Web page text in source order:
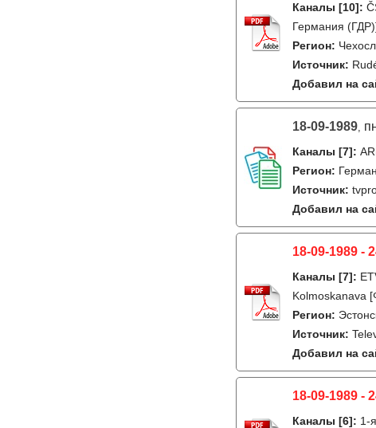
Каналы [10]:
Германия
Регион:
Источник:
Добавил на
18-09-1989,
Каналы [7]:
Регион:
Источник:
Добавил на
18-09-1989 -
Каналы [7]:
Kolmoskanava
Регион:
Источник:
Добавил на
18-09-1989 -
Каналы [6]: 1-